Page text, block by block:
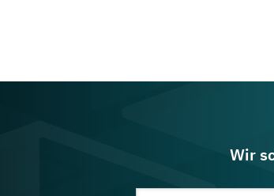
Wir